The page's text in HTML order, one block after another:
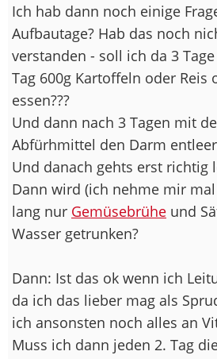
Ich hab dann noch einige
Aufbautage? Hab das noch
verstanden - soll ich da 3
Tag 600g Kartoffeln oder Reis
essen???
Und dann nach 3 Tagen mit
Abfürhmittel den Darm
Und danach gehts erst richtig
Dann wird (ich nehme mir mal
lang nur Gemüsebrühe und
Wasser getrunken?
Dann: Ist das ok wenn ich
da ich das lieber mag als
ich ansonsten noch alles an
Muss ich dann jeden 2. Tag